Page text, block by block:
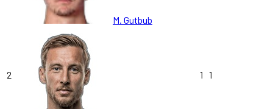
M. Gutbub
2 1 1